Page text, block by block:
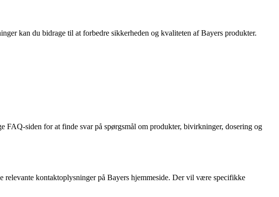
kan du bidrage til at forbedre sikkerheden og kvaliteten af Bayers produkter.
FAQ-siden for at finde svar på spørgsmål om produkter, bivirkninger, dosering og
relevante kontaktoplysninger på Bayers hjemmeside. Der vil være specifikke